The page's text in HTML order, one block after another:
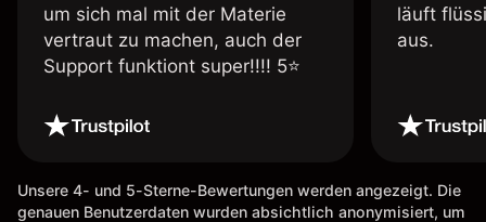
um sich mal mit der Materie
vertraut zu machen, auch der
Support funktiont super!!!! 5⭐️
läuft
aus.
Unsere 4- und 5-Sterne-Bewertungen werden angezeigt. Die
genauen Benutzerdaten wurden absichtlich anonymisiert, um